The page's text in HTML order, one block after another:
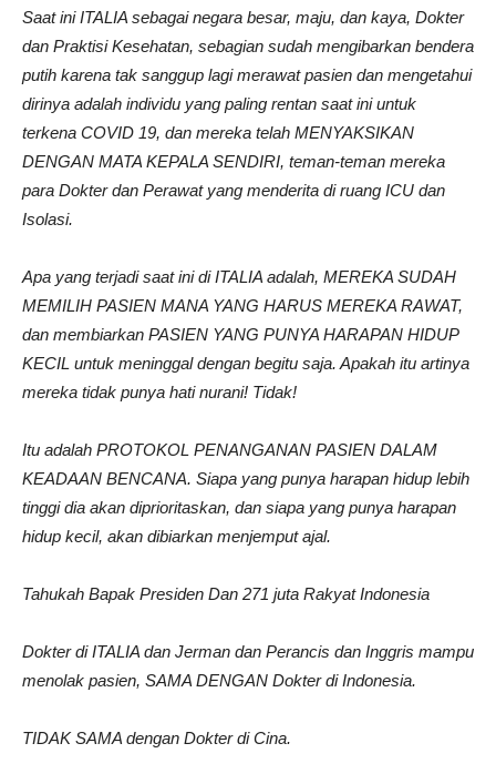
Saat ini ITALIA sebagai negara besar, maju, dan kaya, Dokter
dan Praktisi Kesehatan, sebagian sudah mengibarkan bendera
putih karena tak sanggup lagi merawat pasien dan mengetahui
dirinya adalah individu yang paling rentan saat ini untuk
terkena COVID 19, dan mereka telah MENYAKSIKAN
DENGAN MATA KEPALA SENDIRI, teman-teman mereka
para Dokter dan Perawat yang menderita di ruang ICU dan
Isolasi.
Apa yang terjadi saat ini di ITALIA adalah, MEREKA SUDAH
MEMILIH PASIEN MANA YANG HARUS MEREKA RAWAT,
dan membiarkan PASIEN YANG PUNYA HARAPAN HIDUP
KECIL untuk meninggal dengan begitu saja. Apakah itu artinya
mereka tidak punya hati nurani! Tidak!
Itu adalah PROTOKOL PENANGANAN PASIEN DALAM
KEADAAN BENCANA. Siapa yang punya harapan hidup lebih
tinggi dia akan diprioritaskan, dan siapa yang punya harapan
hidup kecil, akan dibiarkan menjemput ajal.
Tahukah Bapak Presiden Dan 271 juta Rakyat Indonesia
Dokter di ITALIA dan Jerman dan Perancis dan Inggris mampu
menolak pasien, SAMA DENGAN Dokter di Indonesia.
TIDAK SAMA dengan Dokter di Cina.